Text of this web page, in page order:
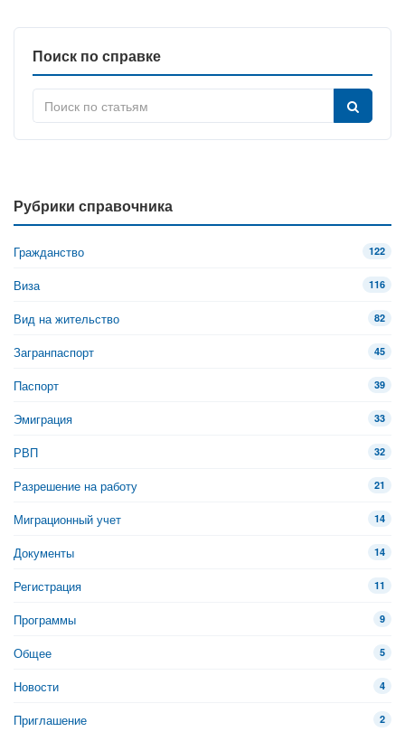
Поиск по справке
Рубрики справочника
Гражданство 122
Виза 116
Вид на жительство 82
Загранпаспорт 45
Паспорт 39
Эмиграция 33
РВП 32
Разрешение на работу 21
Миграционный учет 14
Документы 14
Регистрация 11
Программы 9
Общее 5
Новости 4
Приглашение 2